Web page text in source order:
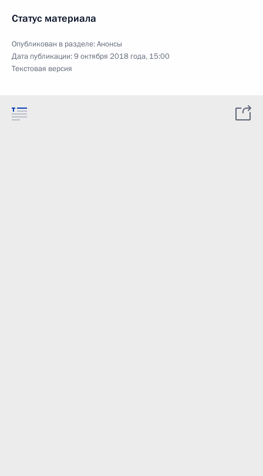
Статус материала
Опубликован в разделе:Анонсы
Дата публикации:9 октября 2018 года, 15:00
Текстовая версия